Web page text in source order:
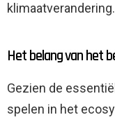
klimaatverandering.
Het belang van het
Gezien de
spelen in het